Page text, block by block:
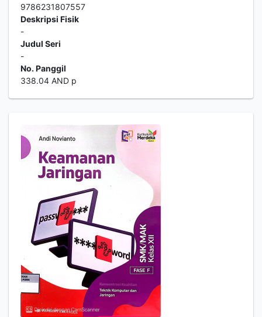
9786231807557
Deskripsi Fisik
-
Judul Seri
-
No. Panggil
338.04 AND p